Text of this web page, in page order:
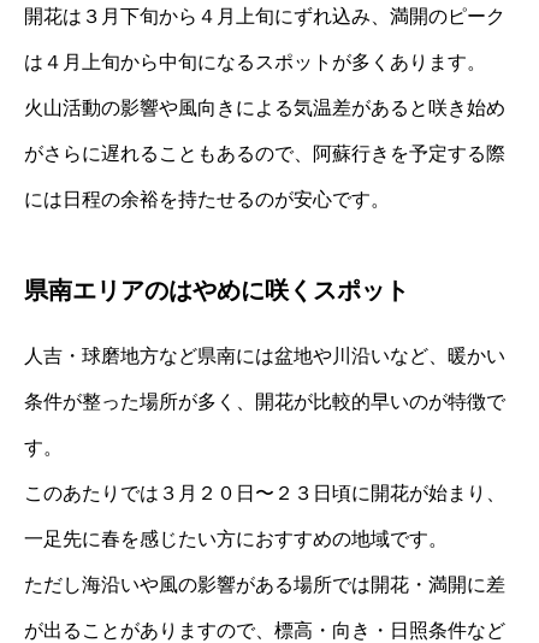
開花は３月下旬から４月上旬にずれ込み、満開のピーク
は４月上旬から中旬になるスポットが多くあります。
火山活動の影響や風向きによる気温差があると咲き始め
がさらに遅れることもあるので、阿蘇行きを予定する際
には日程の余裕を持たせるのが安心です。
県南エリアのはやめに咲くスポット
人吉・球磨地方など県南には盆地や川沿いなど、暖かい
条件が整った場所が多く、開花が比較的早いのが特徴で
す。
このあたりでは３月２０日〜２３日頃に開花が始まり、
一足先に春を感じたい方におすすめの地域です。
ただし海沿いや風の影響がある場所では開花・満開に差
が出ることがありますので、標高・向き・日照条件など